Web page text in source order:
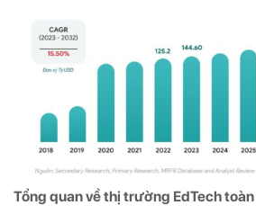
Tổng quan về thị trường EdTech